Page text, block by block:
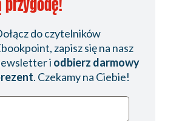
do czytelników
zapisz się na nasz
i odbierz darmowy
. Czekamy na Ciebie!